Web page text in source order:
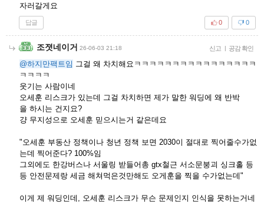
자러갈게요
답글 0
0
조졋네이거 26-06-03 21:18 신고 | 공감 확인
@하지만팩트임 그걸 왜 차치해요ㅋㅋㅋㅋㅋㅋㅋㅋㅋㅋㅋㅋㅋㅋㅋㅋ
ㅋㅋㅋㅋ
웃기는 사람이네
오세훈 리스크가 있는데 그걸 차치하면 제가 말한 워딩에 왜 반박
을 하시는 건지요?
걍 무지성으로 오세훈 믿으시는거 같은데요
"오세훈 부동산 정책이나 청년 정책 보면 2030이 절대로 찍어줄수가없
는데 찍어준다? 100%임
그외에도 한강버스나 서울링 받들어총 gtx철근 서소문붕괴 싱크홀 등
등 안전문제랑 세금 해쳐먹은것만해도 오게훈을 찍을 수가없는데"
이게 제 워딩인데, 오세훈 리스크가 무슨 문제인지 인식을 못하는거네